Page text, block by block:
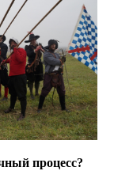
процесс?